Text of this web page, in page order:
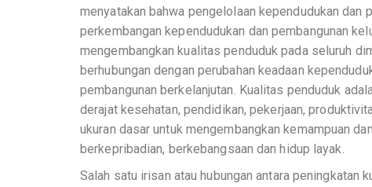
menyatakan bahwa pengelolaan kependudukan dan
perkembangan kependudukan dan pembangunan
mengembangkan kualitas penduduk pada seluruh
berhubungan dengan perubahan keadaan
pembangunan berkelanjutan. Kualitas penduduk
derajat kesehatan, pendidikan, pekerjaan,
ukuran dasar untuk mengembangkan kemampuan
berkepribadian, berkebangsaan dan hidup layak.
Salah satu irisan atau hubungan antara